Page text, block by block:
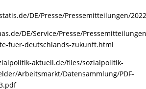
DE/Presse/Pressemitteilungen/
DE/Service/Presse/
fuer-deutschlands-zukunft.html
aktuell.de/files/sozialpolitik-
Arbeitsmarkt/Datensammlung/PDF-